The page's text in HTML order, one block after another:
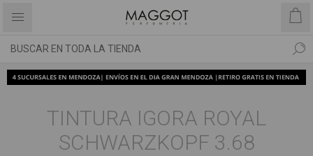
TINTURA IGORA ROYAL
SCHWARZKOPF 3.68